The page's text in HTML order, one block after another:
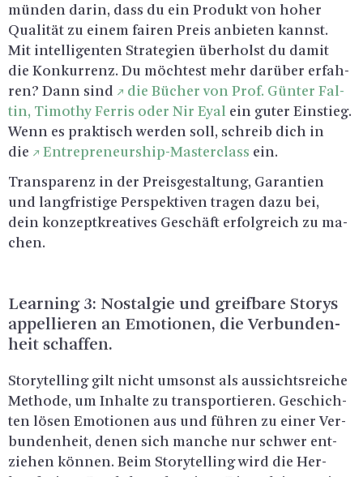
mün­den darin, dass du ein Pro­dukt von hoher
Qua­li­tät zu einem fai­ren Preis an­bie­ten kannst.
Mit in­tel­li­gen­ten Stra­te­gi­en über­holst du damit
die Kon­kur­renz. Du möch­test mehr dar­über er­fah­
ren? Dann sind
die Bü­cher von Prof. Gün­ter Fal­
tin, Ti­mo­thy Fer­ris oder Nir Eyal ein guter Ein­stieg.
Wenn es prak­tisch wer­den soll, schreib dich in
die
En­tre­pre­neurship-Mas­ter­class ein.
Trans­pa­renz in der Preis­ge­stal­tung, Ga­ran­ti­en
und lang­fris­ti­ge Per­spek­ti­ven tra­gen dazu bei,
dein kon­zept­krea­ti­ves Ge­schäft er­folg­reich zu ma­
chen.
Learning 3: Nost­al­gie und greif­ba­re Sto­rys
ap­pel­lie­ren an Emo­tio­nen, die Ver­bun­den­
heit schaf­fen.
Sto­ry­tel­ling gilt nicht um­sonst als aus­sichts­rei­che
Me­tho­de, um In­hal­te zu trans­por­tie­ren. Ge­schich­
ten lösen Emo­tio­nen aus und füh­ren zu einer Ver­
bun­den­heit, denen sich man­che nur schwer ent­
zie­hen kön­nen. Beim Sto­ry­tel­ling wird die Her­